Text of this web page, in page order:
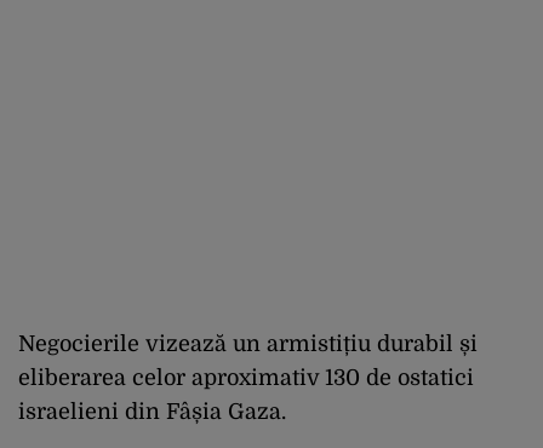
Negocierile vizează un armistițiu durabil și
eliberarea celor aproximativ 130 de ostatici
israelieni din Fâșia Gaza.